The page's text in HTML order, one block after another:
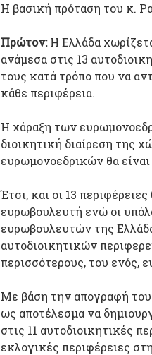
Η βασική πρόταση του κ.
Πρώτον:Η Ελλάδα
ανάμεσα στις 13
τους κατά τρόπο που να
κάθε περιφέρεια.
Η χάραξη των
διοικητική διαίρεση της
ευρωμονοεδρικών θα είναι
Έτσι, και οι 13
ευρωβουλευτή ενώ οι
ευρωβουλευτών της
αυτοδιοικητικών
περισσότερους, του ενός,
Με βάση την απογραφή του
ως αποτέλεσμα να
στις 11 αυτοδιοικητικές
εκλογικές περιφέρειες